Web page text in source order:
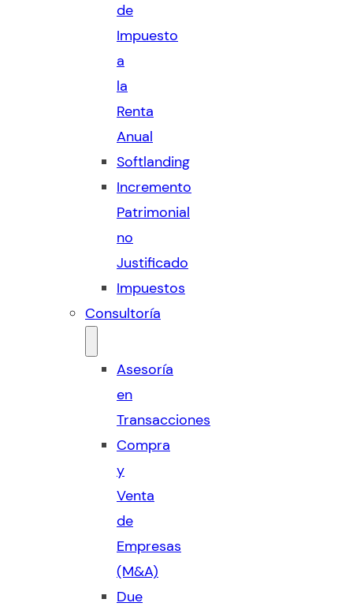
de
Impuesto
a
la
Renta
Anual
Softlanding
Incremento
Patrimonial
no
Justificado
Impuestos
Consultoría
Asesoría
en
Transacciones
Compra
y
Venta
de
Empresas
(M&A)
Due